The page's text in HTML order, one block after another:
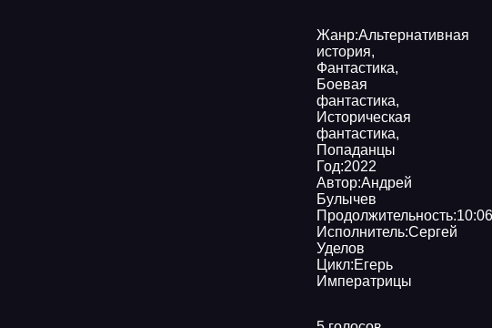
Жанр:Альтернативная
история,
Фантастика,
Боевая
фантастика,
Историческая
фантастика,
Попаданцы
Год:2022
Автор:Андрей
Булычев
Продолжительность:
Исполнитель:Сергей
Уделов
Цикл:Егерь
Императрицы